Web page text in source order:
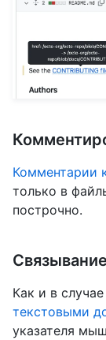
Комментарии
только в
построчно.
Как и в случае
текстовыми
указателя